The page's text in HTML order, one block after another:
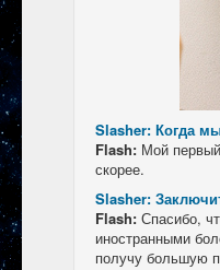
Slasher: Когда
Flash: Мой
скорее.
Slasher:
Flash: Спасибо,
иностранными
получу большую